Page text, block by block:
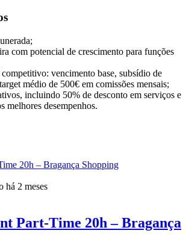
com potencial de crescimento para funções
competitivo: vencimento base, subsídio de
médio de 500€ em comissões mensais;
incluindo 50% de desconto em serviços e
melhores desempenhos.
20h – Bragança Shopping
há 2 meses
Part-Time 20h – Bragança